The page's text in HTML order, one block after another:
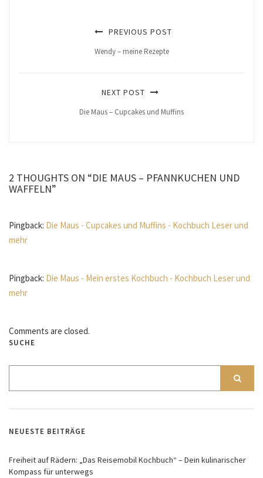
PREVIOUS POST
Wendy – meine Rezepte
NEXT POST
Die Maus – Cupcakes und Muffins
2 THOUGHTS ON “DIE MAUS – PFANNKUCHEN UND
WAFFELN”
Pingback: Die Maus - Cupcakes und Muffins - Kochbuch Leser und
mehr
Pingback: Die Maus - Mein erstes Kochbuch - Kochbuch Leser und
mehr
Comments are closed.
SUCHE
NEUESTE BEITRÄGE
Freiheit auf Rädern: „Das Reisemobil Kochbuch“ – Dein kulinarischer
Kompass für unterwegs